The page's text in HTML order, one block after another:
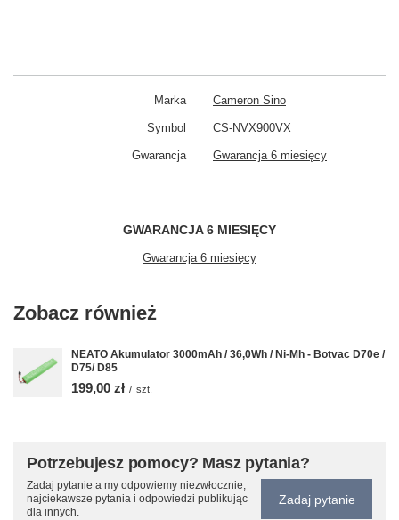
Marka Cameron Sino
Symbol CS-NVX900VX
Gwarancja Gwarancja 6 miesięcy
GWARANCJA 6 MIESIĘCY
Gwarancja 6 miesięcy
Zobacz również
NEATO Akumulator 3000mAh / 36,0Wh / Ni-Mh - Botvac D70e /
D75/ D85
199,00 zł / szt.
Potrzebujesz pomocy? Masz pytania?
Zadaj pytanie a my odpowiemy niezwłocznie,
najciekawsze pytania i odpowiedzi publikując
dla innych.
Zadaj pytanie